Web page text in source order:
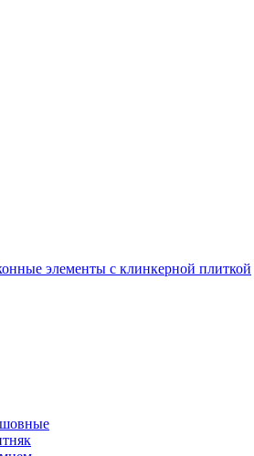
элементы с клинкерной плиткой